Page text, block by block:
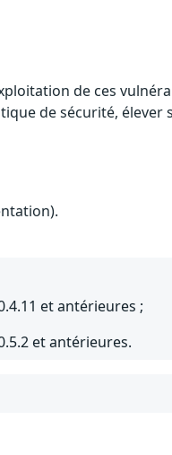
de ces
de sécurité, élever
et antérieures ;
et antérieures.